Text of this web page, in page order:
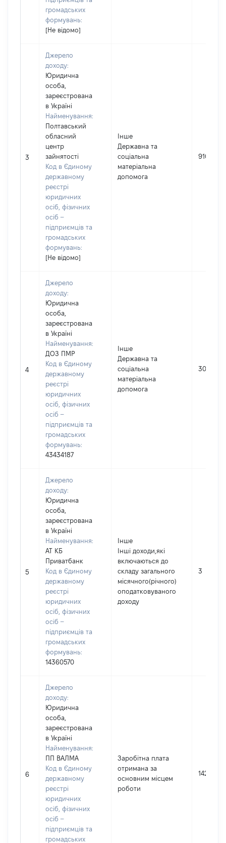
громадських
формувань:
[Не відомо]
3
Джерело
доходу:
Юридична
особа,
зареєстрована
в Україні
Найменування:
Полтавський
обласний
центр
зайнятості
Код в Єдиному
державному
реєстрі
юридичних
осіб, фізичних
осіб –
підприємців та
громадських
формувань:
[Не відомо]
Інше
Державна та
соціальна
матеріальна
допомога
91090
4
Джерело
доходу:
Юридична
особа,
зареєстрована
в Україні
Найменування:
ДОЗ ПМР
Код в Єдиному
державному
реєстрі
юридичних
осіб, фізичних
осіб –
підприємців та
громадських
формувань:
43434187
Інше
Державна та
соціальна
матеріальна
допомога
3000
5
Джерело
доходу:
Юридична
особа,
зареєстрована
в Україні
Найменування:
АТ КБ
Приватбанк
Код в Єдиному
державному
реєстрі
юридичних
осіб, фізичних
осіб –
підприємців та
громадських
формувань:
14360570
Інше
Інші доходи,які
включаються до
складу загального
місячного(річного)
оподатковуваного
доходу
3
6
Джерело
доходу:
Юридична
особа,
зареєстрована
в Україні
Найменування:
ПП ВАЛМА
Код в Єдиному
державному
реєстрі
юридичних
осіб, фізичних
осіб –
підприємців та
громадських
Заробітна плата
отримана за
основним місцем
роботи
14286